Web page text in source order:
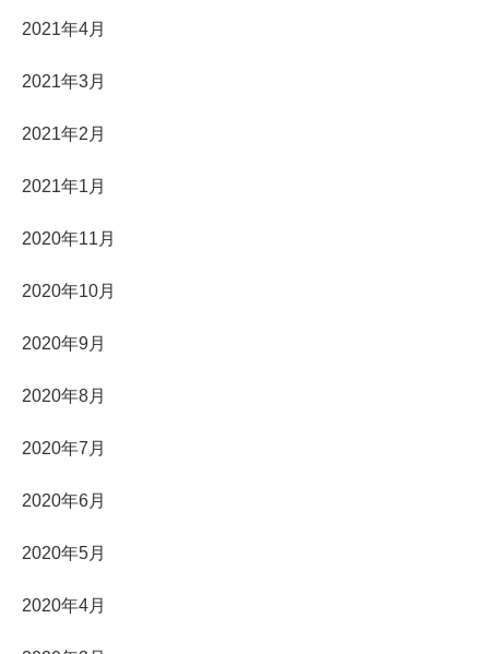
2021年4月
2021年3月
2021年2月
2021年1月
2020年11月
2020年10月
2020年9月
2020年8月
2020年7月
2020年6月
2020年5月
2020年4月